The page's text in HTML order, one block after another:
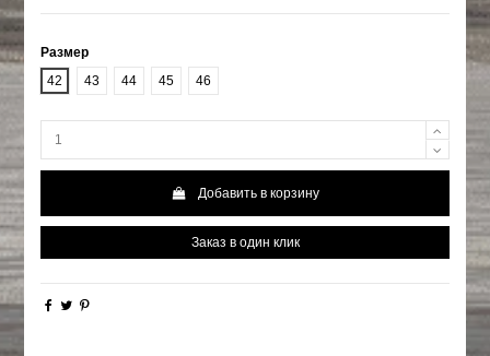
Размер
42
43 44 45 46
Добавить в корзину
Заказ в один клик